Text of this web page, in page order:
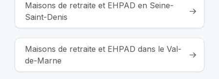
Maisons de retraite et EHPAD en Seine-
Saint-Denis
Maisons de retraite et EHPAD dans le Val-
de-Marne